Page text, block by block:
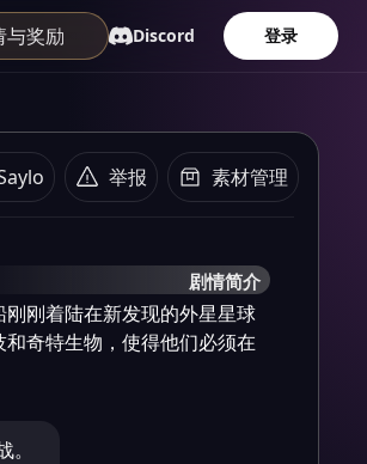
与奖励 Discord 登录
举报 素材管理
剧情简介
刚着陆在新发现的外星星球
奇特生物，使得他们必须在